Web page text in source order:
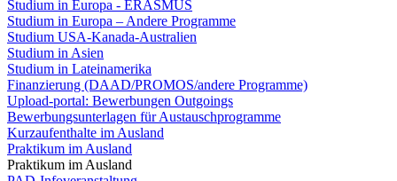
Studium in Europa - ERASMUS
Studium in Europa – Andere Programme
Studium USA-Kanada-Australien
Studium in Asien
Studium in Lateinamerika
Finanzierung (DAAD/PROMOS/andere Programme)
Upload-portal: Bewerbungen Outgoings
Bewerbungsunterlagen für Austauschprogramme
Kurzaufenthalte im Ausland
Praktikum im Ausland
Praktikum im Ausland